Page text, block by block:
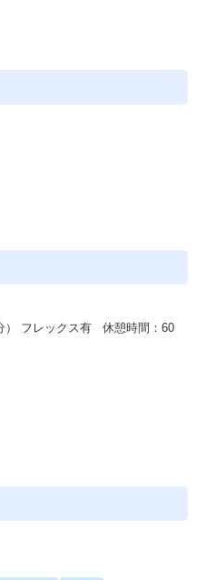
） フレックス有 休憩時間：60